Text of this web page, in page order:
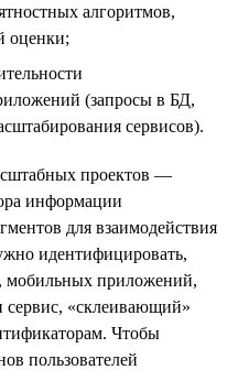
алгоритмов,
оценки;
(запросы в БД,
сервисов).
проектов —
информации
для взаимодействия
идентифицировать,
мобильных приложений,
сервис, «склеивающий»
Чтобы
пользователей